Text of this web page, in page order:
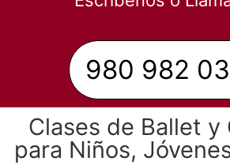
980 982
Clases de Ballet y
para Niños,